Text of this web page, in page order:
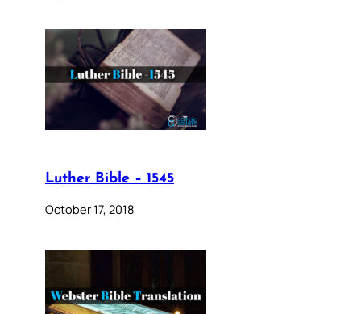
Luther Bible – 1545
October 17, 2018